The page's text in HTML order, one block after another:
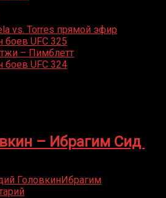
vs. Torres прямой эфир
UFC 325
– Пимблетт
UFC 324
– Ибрагим Сид
ГоловкинИбрагим